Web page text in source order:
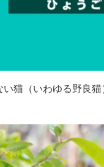
猫（いわゆる野良